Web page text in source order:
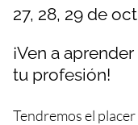
27, 28, 29 de
¡Ven a
tu profesión!
Tendremos el